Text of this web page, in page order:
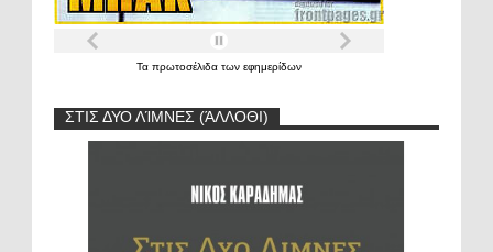
Τα πρωτοσέλιδα των εφημερίδων
ΣΤΙΣ ΔΥΟ ΛΊΜΝΕΣ (ΆΛΛΟΘΙ)